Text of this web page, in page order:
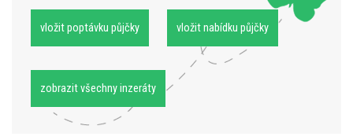
vložit poptávku půjčky vložit nabídku půjčky
zobrazit všechny inzeráty